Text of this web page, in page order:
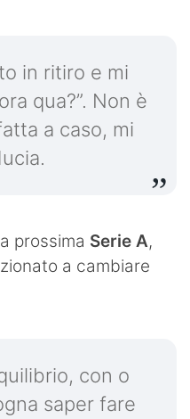
in ritiro e mi
qua?”. Non è
a caso, mi
prossima Serie A,
a cambiare
con o
saper fare